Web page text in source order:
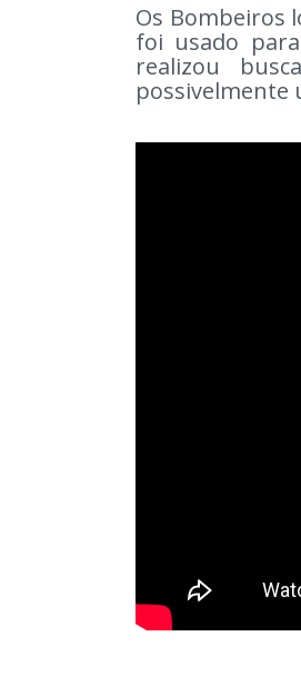
Os Bombeiros
foi usado
realizou
possivelmente